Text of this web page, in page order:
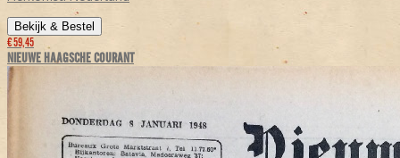
Bekijk & Bestel
€ 59,45
NIEUWE HAAGSCHE COURANT